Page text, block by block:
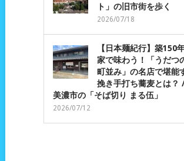
ト」の旧市街を歩く
2026/07/18
【日本麺紀行】築150
家で味わう！「うだつ
町並み」の名店で堪能
挽き手打ち蕎麦とは？
美濃市の「そば切り まる伍」
2026/07/12